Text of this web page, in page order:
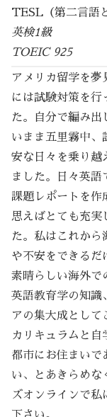
TESL（第二言語
英検1級
TOEIC 925
アメリカ留学を夢
には試験対策を行
た。自分で編み出
いまま五里霧中、
安な日々を乗り越
ました。日々英語
課題レポートを作
思えばとても充実
た。私はこれから
や不安をできるだ
素晴らしい海外で
英語教育学の知識
アの集大成として
カリキュラムと自
都市にお住まいで
い、とあきらめな
ズオンラインで私